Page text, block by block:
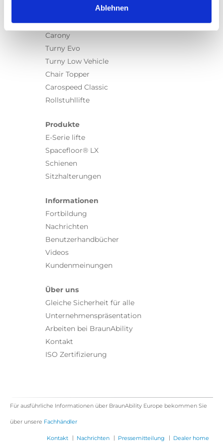
Ablehnen
Produkte
Carony
Turny Evo
Turny Low Vehicle
Chair Topper
Carospeed Classic
Rollstuhllifte
Produkte
E-Serie lifte
Spacefloor® LX
Schienen
Sitzhalterungen
Informationen
Fortbildung
Nachrichten
Benutzerhandbücher
Videos
Kundenmeinungen
Über uns
Gleiche Sicherheit für alle
Unternehmenspräsentation
Arbeiten bei BraunAbility
Kontakt
ISO Zertifizierung
Für ausführliche Informationen über BraunAbility Europe bekommen Sie
über unsere Fachhändler
Kontakt | Nachrichten | Pressemitteilung | Dealer home